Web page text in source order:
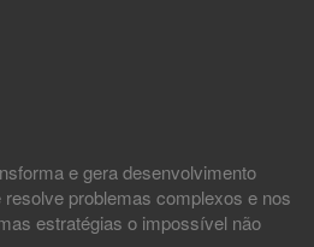
e gera desenvolvimento
problemas complexos e nos
estratégias o impossível não